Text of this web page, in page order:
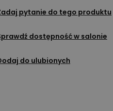
pytanie do tego produktu
dostępność w salonie
do ulubionych